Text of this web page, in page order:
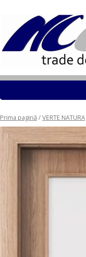
Prima pagină /VERTE NATURA